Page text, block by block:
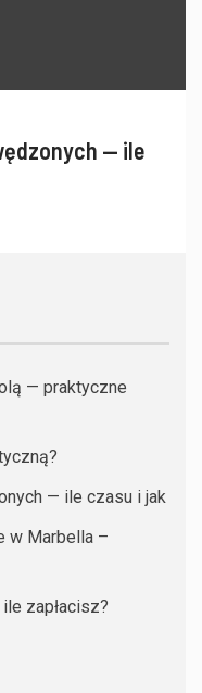
— ile
— praktyczne
— ile czasu i jak
w Marbella –
zapłacisz?